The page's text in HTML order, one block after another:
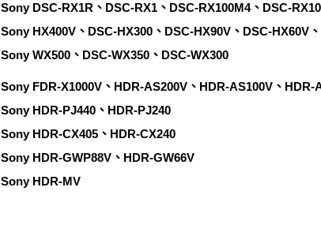
Sony DSC-RX1R、DSC-RX1、DSC-RX100M4、DSC-
Sony HX400V、DSC-HX300、DSC-HX90V、DSC-HX60V
Sony WX500、DSC-WX350、DSC-WX300
Sony FDR-X1000V、HDR-AS200V、HDR-AS100V、HDR-
Sony HDR-PJ440、HDR-PJ240
Sony HDR-CX405、HDR-CX240
Sony HDR-GWP88V、HDR-GW66V
Sony HDR-MV